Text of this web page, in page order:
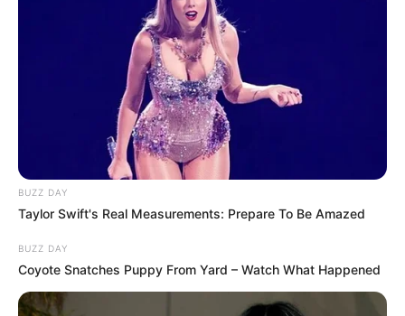
BUZZ DAY
Taylor Swift's Real Measurements: Prepare To Be Amazed
BUZZ DAY
Coyote Snatches Puppy From Yard – Watch What Happened